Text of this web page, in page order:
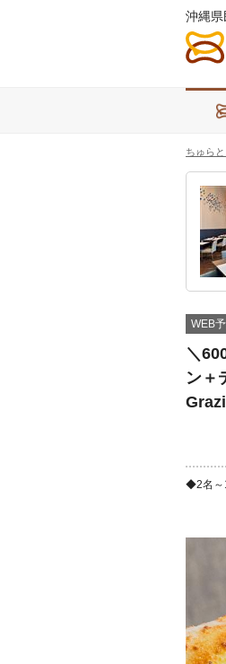
沖縄県
ちゅら
WEB
＼
ン＋
2名